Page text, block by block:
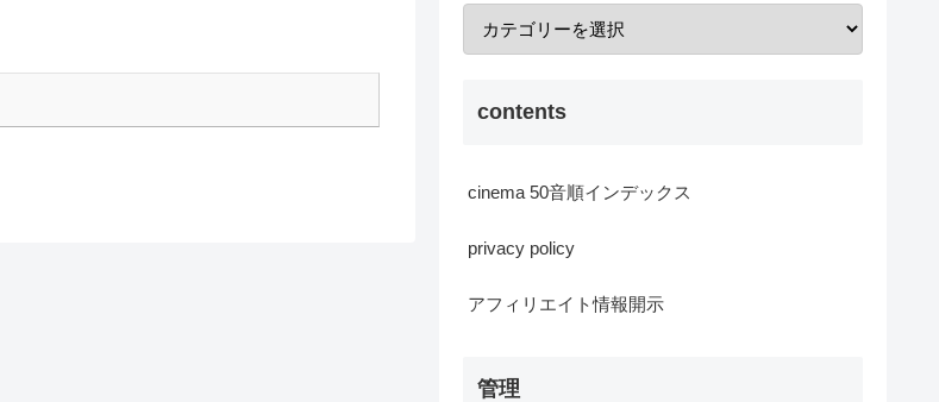
contents
cinema 50音順インデックス
privacy policy
アフィリエイト情報開示
管理